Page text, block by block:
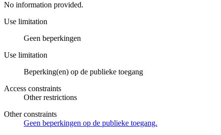
No information provided.
Use limitation
Geen beperkingen
Use limitation
Beperking(en) op de publieke toegang
Access constraints
Other restrictions
Other constraints
Geen beperkingen op de publieke toegang.